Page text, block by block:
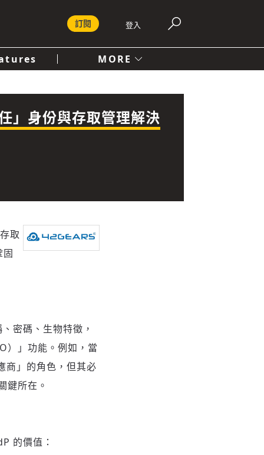
登入
訂閱
MORE
社會 人文
」身份與存取管理解決
取
固
密碼、生物特徵，
）」功能。例如，當
」的角色，但其必
鍵所在。
的價值：